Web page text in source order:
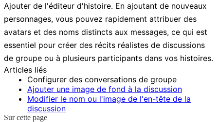
Ajouter de l'éditeur d'histoire. En ajoutant de nouveaux
personnages, vous pouvez rapidement attribuer des
avatars et des noms distincts aux messages, ce qui est
essentiel pour créer des récits réalistes de discussions
de groupe ou à plusieurs participants dans vos histoires.
Articles liés
Configurer des conversations de groupe
Ajouter une image de fond à la discussion
Modifier le nom ou l'image de l'en-tête de la
discussion
Sur cette page